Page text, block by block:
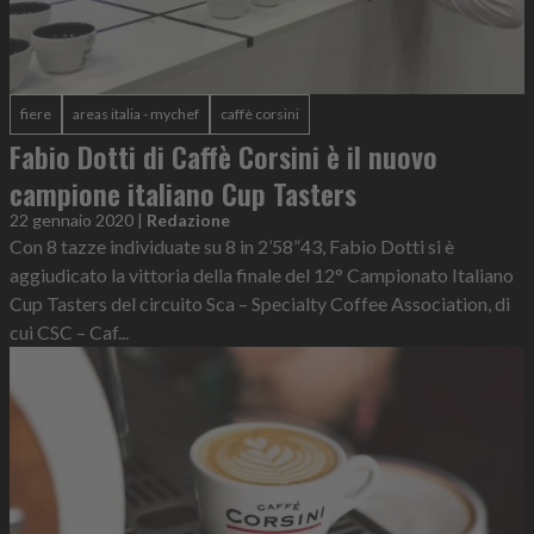
fiere areas italia - mychef caffè corsini
Fabio Dotti di Caffè Corsini è il nuovo
campione italiano Cup Tasters
22 gennaio 2020 | Redazione
Con 8 tazze individuate su 8 in 2’58”43, Fabio Dotti si è
aggiudicato la vittoria della finale del 12° Campionato Italiano
Cup Tasters del circuito Sca – Specialty Coffee Association, di
cui CSC – Caf...